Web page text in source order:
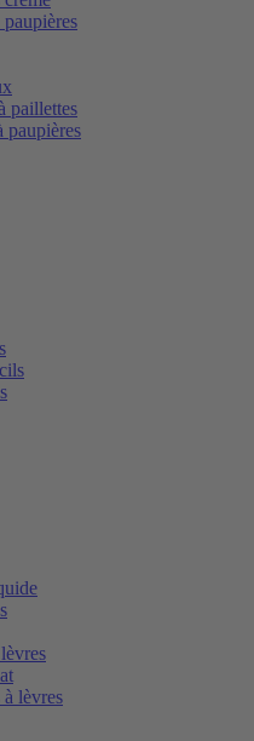
paillettes
paupières
lèvres